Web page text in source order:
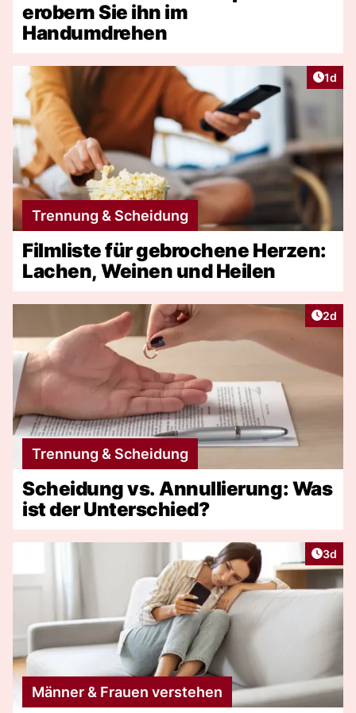
erobern Sie ihn im
Handumdrehen
1d
Trennung & Scheidung
Filmliste für gebrochene Herzen:
Lachen, Weinen und Heilen
2d
Trennung & Scheidung
Scheidung vs. Annullierung: Was
ist der Unterschied?
3d
Männer & Frauen verstehen